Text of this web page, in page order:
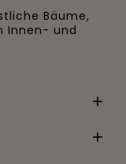
Bäume,
Innen- und

